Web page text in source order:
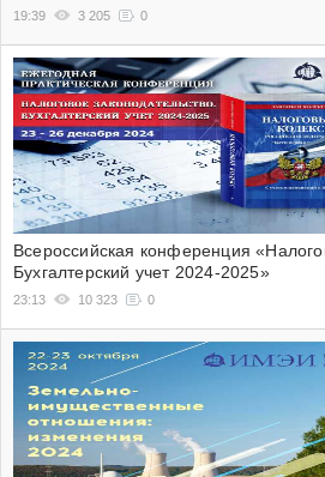
19:39 3 205 0
Всероссийская конференция
Бухгалтерский учет 2024-2025»
23:13 10 323 0